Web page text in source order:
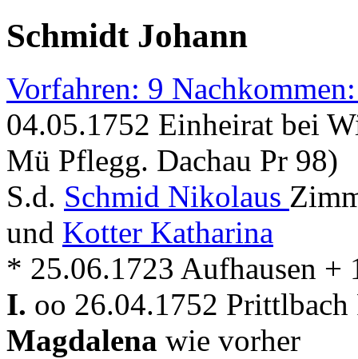
Schmidt Johann
Vorfahren: 9
04.05.1752 Einheirat bei
Mü Pflegg. Dachau Pr 98)
S.d. Schmid Nikolaus
und Kotter Katharina
* 25.06.1723 Aufhausen +
I. oo 26.04.1752 Prittlbach
Magdalena wie vorher